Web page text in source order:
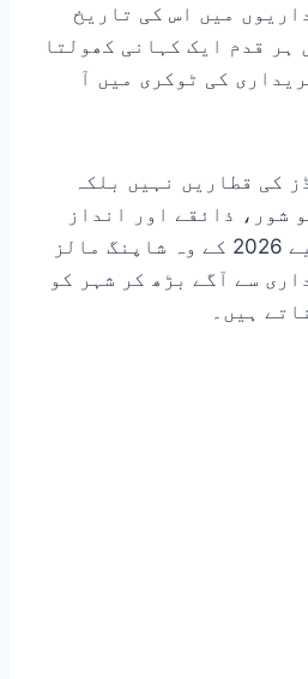
میں اس کی تاریخ
ہر قدم ایک کہانی کھولتا
کی ٹوکری میں آ
کی قطاریں نہیں بلکہ
شور، ذائقے اور انداز
میں بولتی ہیں۔ آئیے 2026 کے وہ شاپنگ مالز
سے آگے بڑھ کر شہر کو
ہیں۔